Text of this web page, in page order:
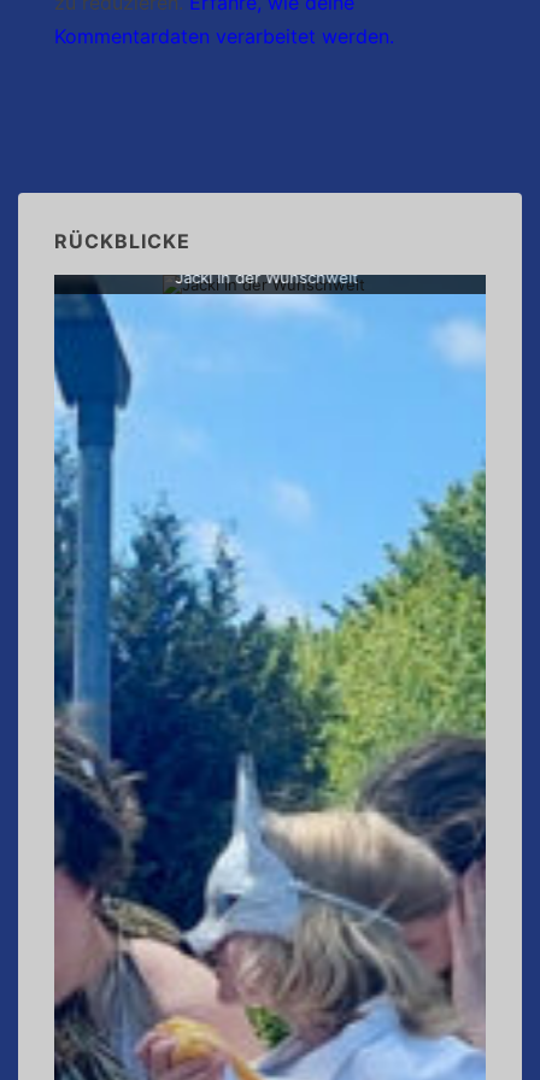
Kommentardaten verarbeitet werden.
RÜCKBLICKE
Jacki in der Wunschwelt